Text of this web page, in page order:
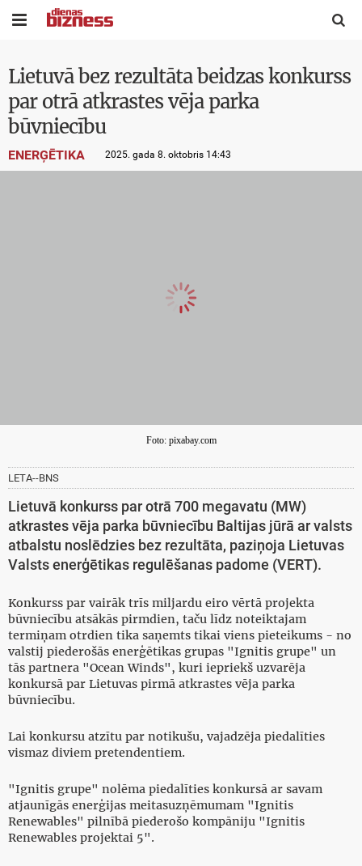
 
Lietuvā bez rezultāta beidzas konkurss
par otrā atkrastes vēja parka
būvniecību
ENERĢĒTIKA 2025. gada 8. oktobris 14:43
Foto: pixabay.com
LETA--BNS
Lietuvā konkurss par otrā 700 megavatu (MW)
atkrastes vēja parka būvniecību Baltijas jūrā ar valsts
atbalstu noslēdzies bez rezultāta, paziņoja Lietuvas
Valsts enerģētikas regulēšanas padome (VERT).
Konkurss par vairāk trīs miljardu eiro vērtā projekta
būvniecību atsākās pirmdien, taču līdz noteiktajam
termiņam otrdien tika saņemts tikai viens pieteikums - no
valstij piederošās enerģētikas grupas "Ignitis grupe" un
tās partnera "Ocean Winds", kuri iepriekš uzvarēja
konkursā par Lietuvas pirmā atkrastes vēja parka
būvniecību.
Lai konkursu atzītu par notikušu, vajadzēja piedalīties
vismaz diviem pretendentiem.
"Ignitis grupe" nolēma piedalīties konkursā ar savam
atjaunīgās enerģijas meitasuzņēmumam "Ignitis
Renewables" pilnībā piederošo kompāniju "Ignitis
Renewables projektai 5".